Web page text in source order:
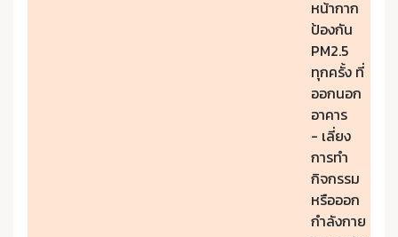
หน้ากาก
ป้องกัน
PM2.5
ทุกครั้ง ที่
ออกนอก
อาคาร
- เลี่ยง
การทำ
กิจกรรม
หรือออก
กำลังกาย